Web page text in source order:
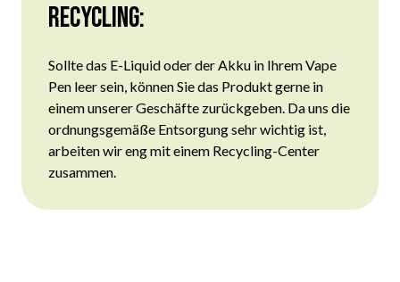
Recycling:
Sollte das E-Liquidoder derAkku in Ihrem Vape
Pen leer sein, können Sie das Produkt gerne in
einem unserer Geschäfte zurückgeben. Da uns die
ordnungsgemäße Entsorgung sehr wichtig ist,
arbeiten wir eng mit einem Recycling-Center
zusammen.